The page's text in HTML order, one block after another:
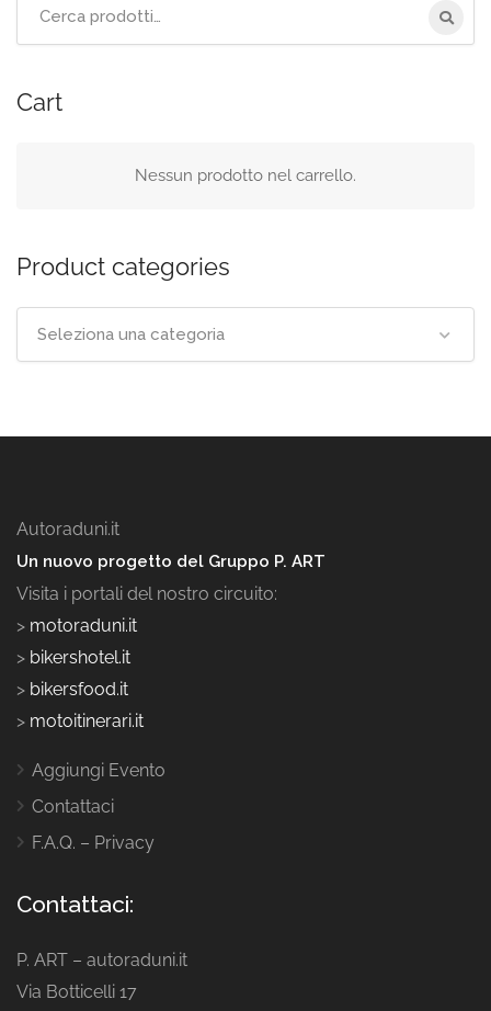
Cart
Nessun prodotto nel carrello.
Product categories
Seleziona una categoria
Autoraduni.it
Un nuovo progetto del Gruppo P. ART
Visita i portali del nostro circuito:
> motoraduni.it
> bikershotel.it
> bikersfood.it
> motoitinerari.it
Aggiungi Evento
Contattaci
F.A.Q. – Privacy
Contattaci:
P. ART – autoraduni.it
Via Botticelli 17